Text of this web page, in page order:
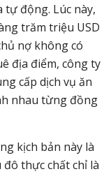
tự động. Lúc này,
trăm triệu USD
nợ không có
địa điểm, công ty
cấp dịch vụ ăn
nhau từng đồng
kịch bản này là
thực chất chỉ là